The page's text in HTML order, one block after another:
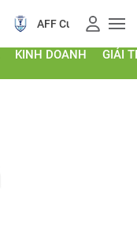
AFF Cup Giá vàng
KINH DOANH GIẢI